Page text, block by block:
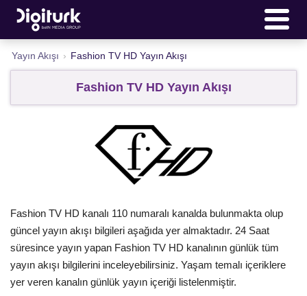
Yayın Akışı › Fashion TV HD Yayın Akışı
Fashion TV HD Yayın Akışı
Fashion TV HD kanalı 110 numaralı kanalda bulunmakta olup
güncel yayın akışı bilgileri aşağıda yer almaktadır. 24 Saat
süresince yayın yapan Fashion TV HD kanalının günlük tüm
yayın akışı bilgilerini inceleyebilirsiniz. Yaşam temalı içeriklere
yer veren kanalın günlük yayın içeriği listelenmiştir.